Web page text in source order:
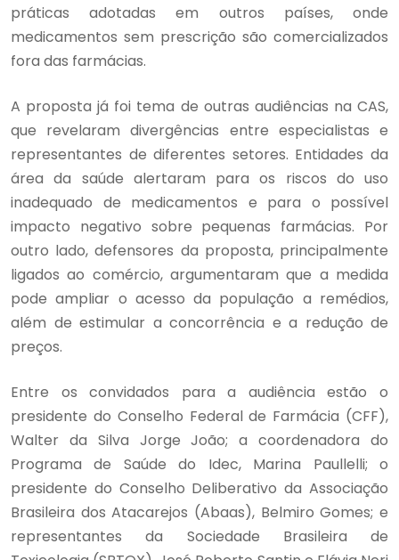
práticas adotadas em outros países, onde
medicamentos sem prescrição são comercializados
fora das farmácias.
A proposta já foi tema de outras audiências na CAS,
que revelaram divergências entre especialistas e
representantes de diferentes setores. Entidades da
área da saúde alertaram para os riscos do uso
inadequado de medicamentos e para o possível
impacto negativo sobre pequenas farmácias. Por
outro lado, defensores da proposta, principalmente
ligados ao comércio, argumentaram que a medida
pode ampliar o acesso da população a remédios,
além de estimular a concorrência e a redução de
preços.
Entre os convidados para a audiência estão o
presidente do Conselho Federal de Farmácia (CFF),
Walter da Silva Jorge João; a coordenadora do
Programa de Saúde do Idec, Marina Paullelli; o
presidente do Conselho Deliberativo da Associação
Brasileira dos Atacarejos (Abaas), Belmiro Gomes; e
representantes da Sociedade Brasileira de